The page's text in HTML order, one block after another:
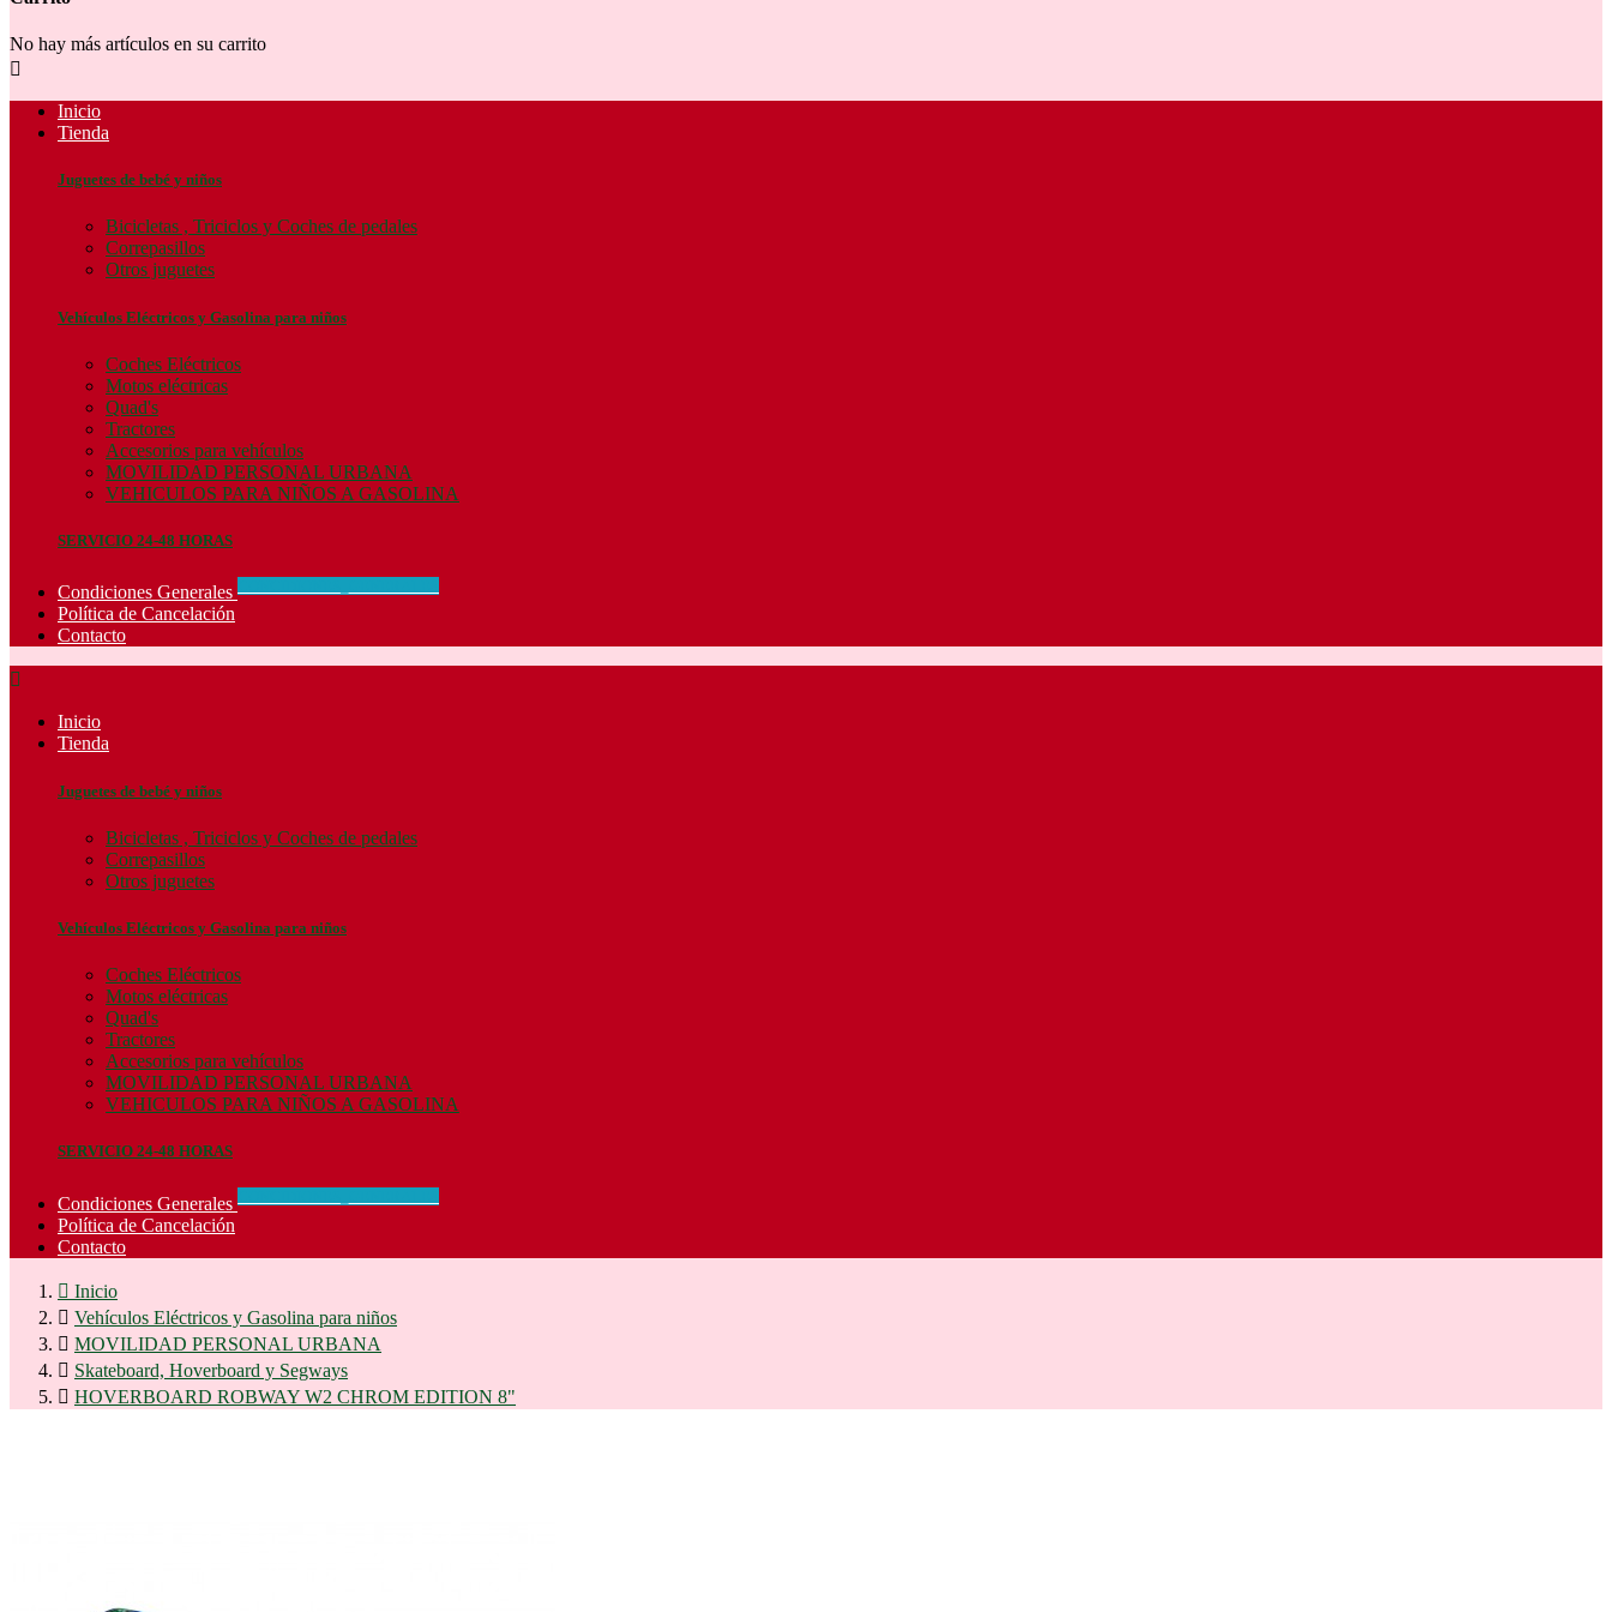
No hay más artículos en su carrito

Inicio
Tienda
Juguetes de bebé y niños
Bicicletas , Triciclos y Coches de pedales
Correpasillos
Otros juguetes
Vehículos Eléctricos y Gasolina para niños
Coches Eléctricos
Motos eléctricas
Quad's
Tractores
Accesorios para vehículos
MOVILIDAD PERSONAL URBANA
VEHICULOS PARA NIÑOS A GASOLINA
SERVICIO 24-48 HORAS
Condiciones Generales
Política de Cancelación
Contacto

Inicio
Tienda
Juguetes de bebé y niños
Bicicletas , Triciclos y Coches de pedales
Correpasillos
Otros juguetes
Vehículos Eléctricos y Gasolina para niños
Coches Eléctricos
Motos eléctricas
Quad's
Tractores
Accesorios para vehículos
MOVILIDAD PERSONAL URBANA
VEHICULOS PARA NIÑOS A GASOLINA
SERVICIO 24-48 HORAS
Condiciones Generales
Política de Cancelación
Contacto
 Inicio
 Vehículos Eléctricos y Gasolina para niños
 MOVILIDAD PERSONAL URBANA
 Skateboard, Hoverboard y Segways
 HOVERBOARD ROBWAY W2 CHROM EDITION 8"